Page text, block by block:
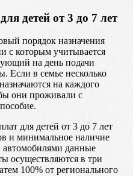
детей от 3 до 7 лет
порядок назначения
с которым учитывается
на день подачи
Если в семье несколько
на каждого
они проживали с
для детей от 3 до 7 лет
и минимальное наличие
автомобилями данные
осуществляются в три
100% от регионального